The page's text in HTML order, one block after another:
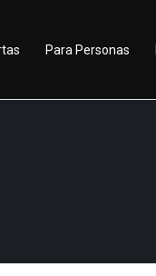
Para Personas